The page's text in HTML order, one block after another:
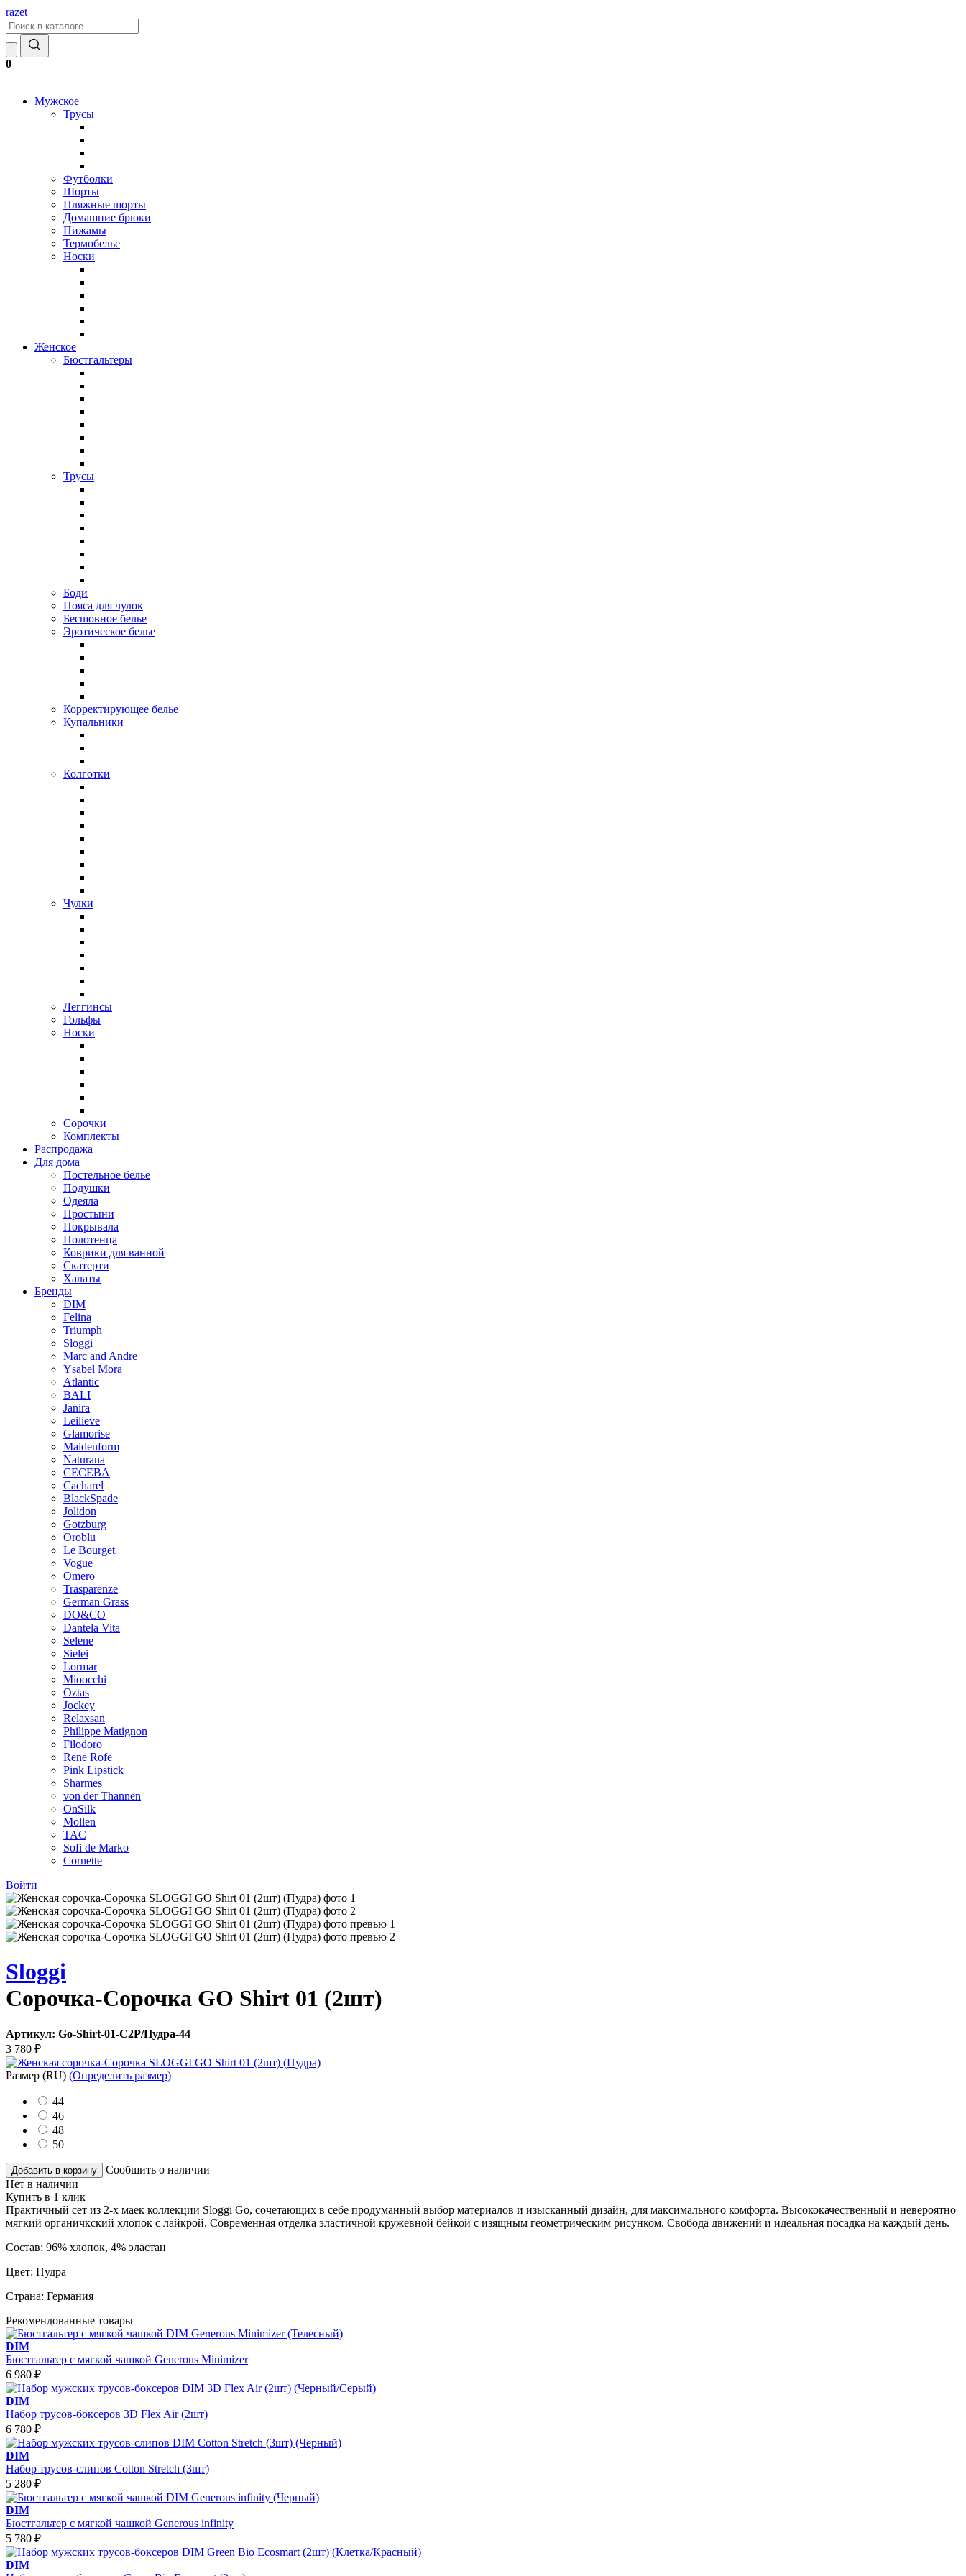
razet
0
Мужское
Трусы
Футболки
Шорты
Пляжные шорты
Домашние брюки
Пижамы
Термобелье
Носки
Женское
Бюстгальтеры
Трусы
Боди
Пояса для чулок
Бесшовное белье
Эротическое белье
Корректирующее белье
Купальники
Колготки
Чулки
Леггинсы
Гольфы
Носки
Сорочки
Комплекты
Распродажа
Для дома
Постельное белье
Подушки
Одеяла
Простыни
Покрывала
Полотенца
Коврики для ванной
Скатерти
Халаты
Бренды
DIM
Felina
Triumph
Sloggi
Marc and Andre
Ysabel Mora
Atlantic
BALI
Janira
Leilieve
Glamorise
Maidenform
Naturana
CECEBA
Cacharel
BlackSpade
Jolidon
Gotzburg
Oroblu
Le Bourget
Vogue
Omero
Trasparenze
German Grass
DO&CO
Dantela Vita
Selene
Sielei
Lormar
Mioocchi
Oztas
Jockey
Relaxsan
Philippe Matignon
Filodoro
Rene Rofe
Pink Lipstick
Sharmes
von der Thannen
OnSilk
Mollen
TAC
Sofi de Marko
Cornette
Войти
Sloggi
Сорочка-Сорочка GO Shirt 01 (2шт)
Артикул: Go-Shirt-01-C2P/Пудра-44
3 780 ₽
Размер (RU) (Определить размер)
44
46
48
50
Добавить в корзину
Сообщить о наличии
Нет в наличии
Купить в 1 клик
Практичный сет из 2-х маек коллекции Sloggi Go, сочетающих в себе продуманный выбор материалов и изысканный дизайн, для максимального комфорта. Высококачественный и невероятно
мягкий органичкский хлопок с лайкрой. Современная отделка эластичной кружевной бейкой с изящным геометрическим рисунком. Свобода движений и идеальная посадка на каждый день.
Состав: 96% хлопок, 4% эластан
Цвет: Пудра
Страна: Германия
Рекомендованные товары
DIM
Бюстгальтер с мягкой чашкой Generous Minimizer
6 980 ₽
DIM
Набор трусов-боксеров 3D Flex Air (2шт)
6 780 ₽
DIM
Набор трусов-слипов Cotton Stretch (3шт)
5 280 ₽
DIM
Бюстгальтер с мягкой чашкой Generous infinity
5 780 ₽
DIM